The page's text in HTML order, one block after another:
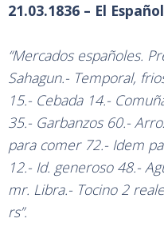
21.03.1836 – El Español
“Mercados españoles.
Sahagun.- Temporal,
15.- Cebada 14.-
35.- Garbanzos 60.-
para comer 72.- Idem
12.- Id. generoso 48.-
mr. Libra.- Tocino 2
rs”.